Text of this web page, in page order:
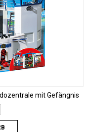
mit Gefängnis